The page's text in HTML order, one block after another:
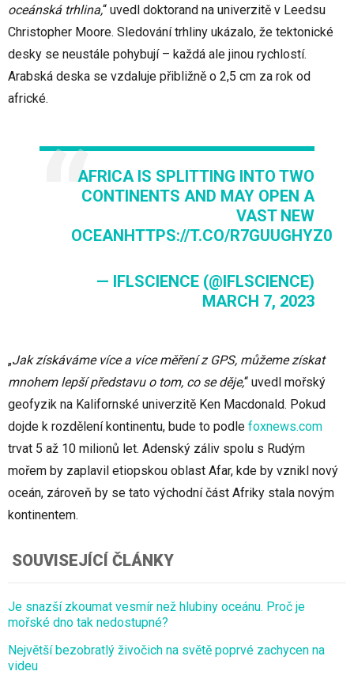
oceánská trhlina,“ uvedl doktorand na univerzitě v Leedsu
Christopher Moore. Sledování trhliny ukázalo, že tektonické
desky se neustále pohybují – každá ale jinou rychlostí.
Arabská deska se vzdaluje přibližně o 2,5 cm za rok od
africké.
AFRICA IS SPLITTING INTO TWO
CONTINENTS AND MAY OPEN A
VAST NEW
OCEANHTTPS://T.CO/R7GUUGHYZ0
— IFLSCIENCE (@IFLSCIENCE)
MARCH 7, 2023
„Jak získáváme více a více měření z GPS, můžeme získat
mnohem lepší představu o tom, co se děje,“ uvedl mořský
geofyzik na Kalifornské univerzitě Ken Macdonald. Pokud
dojde k rozdělení kontinentu, bude to podle foxnews.com
trvat 5 až 10 milionů let. Adenský záliv spolu s Rudým
mořem by zaplavil etiopskou oblast Afar, kde by vznikl nový
oceán, zároveň by se tato východní část Afriky stala novým
kontinentem.
SOUVISEJÍCÍ ČLÁNKY
Je snazší zkoumat vesmír než hlubiny oceánu. Proč je
mořské dno tak nedostupné?
Největší bezobratlý živočich na světě poprvé zachycen na
videu